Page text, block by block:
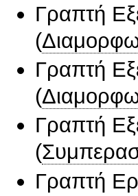
Γραπτή
(
Γραπτή
(
Γραπτή
(
Γραπτή